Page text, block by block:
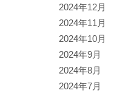
2024年12月
2024年11月
2024年10月
2024年9月
2024年8月
2024年7月